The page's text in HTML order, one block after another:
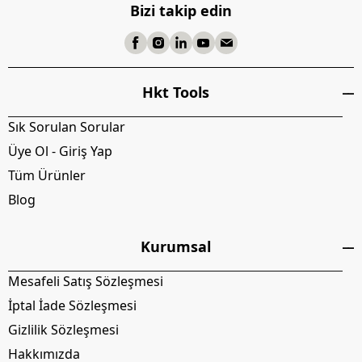
Bizi takip edin
Hkt Tools
Sık Sorulan Sorular
Üye Ol - Giriş Yap
Tüm Ürünler
Blog
Kurumsal
Mesafeli Satış Sözleşmesi
İptal İade Sözleşmesi
Gizlilik Sözleşmesi
Hakkımızda